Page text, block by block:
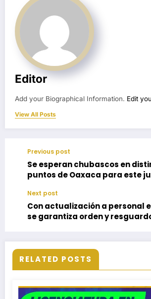
Editor
Add your Biographical Information. Edit
View All Posts
Previous post
Se esperan chubascos en
puntos de Oaxaca para este
Next post
Con actualización a personal
se garantiza orden y
RELATED POSTS